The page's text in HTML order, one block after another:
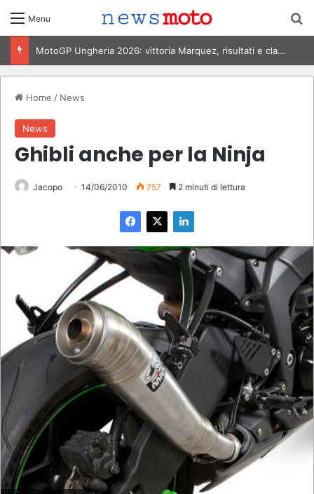
Menu
MotoGP Italia 2026, Bezzecchi vince al Mugello: risultati e classifica
Home / News
News
Ghibli anche per la Ninja
Jacopo 14/06/2010 757 2 minuti di lettura